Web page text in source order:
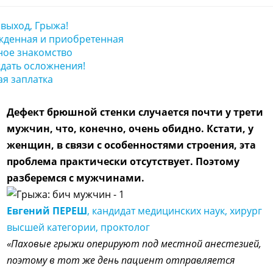
Грыжа!
и приобретенная
знакомство
осложнения!
заплатка
Дефект брюшной стенки случается почти у трети
мужчин, что, конечно, очень обидно. Кстати, у
женщин, в связи с особенностями строения, эта
проблема практически отсутствует. Поэтому
разберемся с мужчинами.
Евгений ПЕРЕШ, кандидат медицинских наук, хирург
высшей категории, проктолог
«Паховые грыжи оперируют под местной анестезией,
поэтому в тот же день пациент отправляется